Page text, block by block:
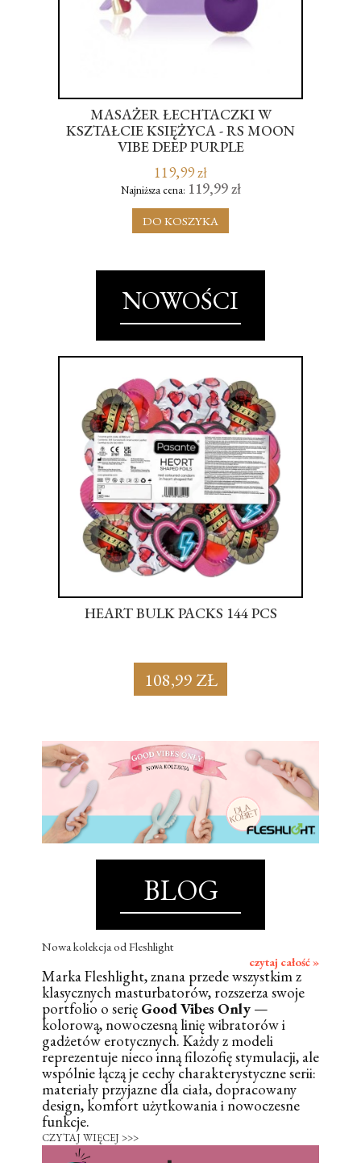
MASAŻER ŁECHTACZKI W
KSZTAŁCIE KSIĘŻYCA - RS MOON
VIBE DEEP PURPLE
119,99 zł
Najniższa cena: 119,99 zł
DO KOSZYKA
NOWOŚCI
HEART BULK PACKS 144 PCS
108,99 ZŁ
BLOG
Nowa kolekcja od Fleshlight
czytaj całość »
Marka Fleshlight, znana przede wszystkim z
klasycznych masturbatorów, rozszerza swoje
portfolio o serię Good Vibes Only —
kolorową, nowoczesną linię wibratorów i
gadżetów erotycznych. Każdy z modeli
reprezentuje nieco inną filozofię stymulacji, ale
wspólnie łączą je cechy charakterystyczne serii:
materiały przyjazne dla ciała, dopracowany
design, komfort użytkowania i nowoczesne
funkcje.
CZYTAJ WIĘCEJ >>>